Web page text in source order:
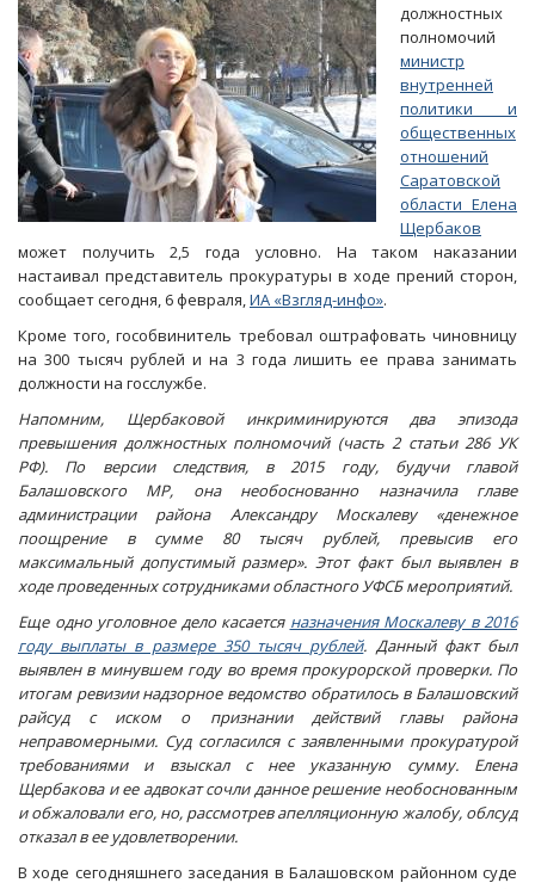
должностных
полномочий
министр
внутренней
политики и
общественных
отношений
Саратовской
области Елена
Щербаков
может получить 2,5 года условно. На таком наказании
настаивал представитель прокуратуры в ходе прений сторон,
сообщает сегодня, 6 февраля,ИА «Взгляд-инфо».
Кроме того, гособвинитель требовал оштрафовать чиновницу
на 300 тысяч рублей и на 3 года лишить ее права занимать
должности на госслужбе.
Напомним, Щербаковой инкриминируются два эпизода
превышения должностных полномочий (часть 2 статьи 286 УК
РФ). По версии следствия, в 2015 году, будучи главой
Балашовского МР, она необоснованно назначила главе
администрации района Александру Москалеву «денежное
поощрение в сумме 80 тысяч рублей, превысив его
максимальный допустимый размер». Этот факт был выявлен в
ходе проведенных сотрудниками областного УФСБ мероприятий.
Еще одно уголовное дело касается назначения Москалеву в 2016
году выплаты в размере 350 тысяч рублей. Данный факт был
выявлен в минувшем году во время прокурорской проверки. По
итогам ревизии надзорное ведомство обратилось в Балашовский
райсуд с иском о признании действий главы района
неправомерными. Суд согласился с заявленными прокуратурой
требованиями и взыскал с нее указанную сумму. Елена
Щербакова и ее адвокат сочли данное решение необоснованным
и обжаловали его, но, рассмотрев апелляционную жалобу, облсуд
отказал в ее удовлетворении.
В ходе сегодняшнего заседания в Балашовском районном суде